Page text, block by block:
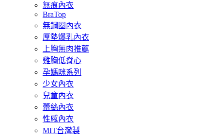
無痕內衣
BraTop
無鋼圈內衣
厚墊爆乳內衣
上胸無肉推薦
雞胸低脊心
孕媽咪系列
少女內衣
兒童內衣
蕾絲內衣
性感內衣
MIT台灣製